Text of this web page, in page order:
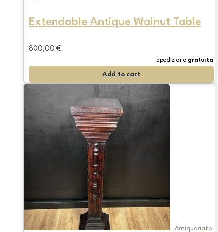
Extendable Antique Walnut Table
800,00 €
Spedizione gratuita
Add to cart
Antiquariato